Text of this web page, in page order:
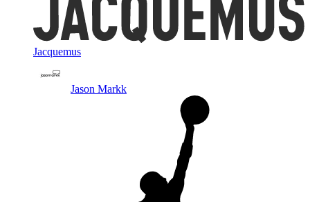
Jacquemus
Jason Markk